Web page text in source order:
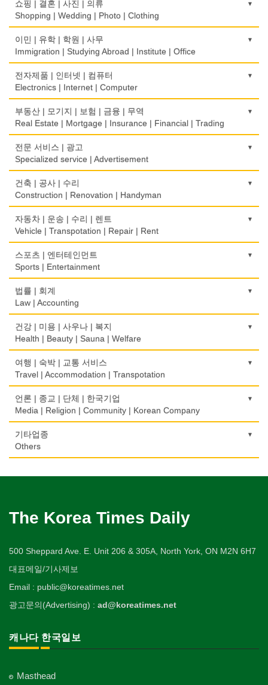
Rice Cake
Fish Market
Restaurant
식당장비
Food Equipment
식품점
Korean Food
Food Manufacturing
와인제조
정육점
제과점
Bakery
식품도매
Food Distributors
의사-검안의
Optometrist
보청기
Hearing Aid
Bidet
Psychologist/Psychiatrist
안경점
Optical Stores
의료기구
Medical Instruments
Denturist
한의원/한약
Oriental Herb/Acupuncture
약국
의사-내과
Internal Medicine
의사-물리치료/카이로 프랙터
Physiotherapy/Chiropractic Clinic
의사-비뇨기과
의사-산부인과
Obstetrician
의사-성형외과
Cosmetic Surgeon
Ophthalmologist
Surgeon
의사-치과
Dentist/Dental Surgeon
의사-가정의
의사-기타
Multi Specialty
의사-정신과
쇼핑 | 결혼 | 사진 | 의류
Shopping | Wedding | Photo | Clothing
한복집
Korean Costume
유리/거울/액자
Glass/Mirror/Frame
Children's Ware
Wedding
인터넷 쇼핑
Internet Shopping
결혼상담
Marriage Consulting
Florist
모피점
백화점/선물센터
보석/귀금속/시계
Jeweler/Jeweller
비디오-사진/촬영/편집/공급
Video Service
사진촬영
애완동물용품
Pet Shop
Fashion/Boutique
Blanket
웨딩서비스
Bridal Fashion/Wedding Service
자수
이민 | 유학 | 학원 | 사무
Immigration | Studying Abroad | Institute | Office
이민/유학
Immigration/Studying Abroad
사무기기
Office Equipment
Stationery/Office Equipment
Book Store
운전학원
Driving School
한글학교
Korean Language School
Boarding House
학교/학원
개인지도-체육
개인지도-음악
Private Lesson-Music
개인지도-옷수선
Private Lesson-Alteration
개인지도-어학/수학
개인지도-서예
개인지도-미술/사진
Private Lesson-Art/Photograph
Private Lesson-Ballet/Dance
Private Lesson-Flower Arrangement
개인지도-기타
전자제품 | 인터넷 | 컴퓨터
Electronics | Internet | Computer
금전등록기
Cash Register
인터넷 서비스/까페
Internet Service/Cafe
전자제품 판매/수리
Electronic Goods Sales/Repair
Telephone/Communication Service
컴퓨터 판매/수리
Computer Sales/Repair
부동산 | 모기지 | 보험 | 금융 | 무역
Real Estate | Mortgage | Insurance | Financial | Trading
도매
Wholesale
모기지
Mortgage
International Trade
Insurance/Investment/Finance
부동산 관리
Property Management
채무조정
Bankruptcy
Real Estate
은행/금융기관
Bank/Financing Service
전문 서비스 | 광고
Specialized service | Advertisement
광고/그래픽 디자인
Advertising/Graphic Design
광고 에이전트
Advertising Agency
경보/도난방지
Alarm/Security System
Cemetery/Monument
빨래방/세탁
Coin Laundry/Dry cleaning
상패/트로피
Medal/Trophy
Dry cleaning Equipment
악기사
열쇠
보석감정사
인쇄
장의사
직업소개 에이전트
건축 | 공사 | 수리
Construction | Renovation | Handyman
건축시공/개조
Construction/Home Renovation
건축설계사
Architect
Architecture
Home Inspection
간판
Signs
가구판매/수리
Furniture Sales/Repair
Machinery Rebuilding
난방/냉동
스테이징 홈
전기공사/수리
Electric Work
정원공사/조경
Roofing
자동차 | 운송 | 수리 | 렌트
Vehicle | Transpotation | Repair | Rent
운송/통관/이삿짐
Transportation/Moving
택배
Courier Service
Taxi Service
Automobile/Car
자동차-렌트
Car Rental
자동차-바디샵
Autobody Shop
자동차-판매/리스
자동차-견인
Towing
자동차-청소
Auto Cleaning
스포츠 | 엔터테인먼트
Sports | Entertainment
골프장비
Golf Equipment
골프장
Golf/Country Club
가라오케/노래방/카페
Karaoke/Cafe
Dahn Centre
당구장
Billiard Club
볼링장
운동구/스포츠용품
취미/레저
Hobby/Leisure
태권도/무술
Taekwondo/Martial Arts
법률 | 회계
Law | Accounting
교통위반티켓
Traffic Ticket
공인회계사(CPA)
CPA
번역/통역/이력서
Translation/Interpretation/Resume Service
Law Office
회계업무
건강 | 미용 | 사우나 | 복지
Health | Beauty | Sauna | Welfare
건강상담/식품/정보
Health Counseling/Food/Information
의료기
Medical Equipment
Massage
Spring Water/Water Purifier
Nursing Home
Sauna
Skin Care
여행 | 숙박 | 교통 서비스
Travel | Accommodation | Transpotation
호텔/모텔/숙박
Hotel/Motel
여행/관광
Travel/Tour
언론 | 종교 | 단체 | 한국기업
Media | Religion | Community | Korean Company
기도원/수양관
Retreat Centre
Korean Businessmen's Association
Buddhist Temple
한국일보 본사 및 지국
한국정부기관
Korean Governmental Organization
한인회
Korean Cultural Association
Newspaper/TV/Radio
기타업종
Others
Shoe Repair
ETC
아파트
The Korea Times Daily
500 Sheppard Ave. E. Unit 206 & 305A, North York, ON M2N 6H7
대표메일/기사제보
Email : public@koreatimes.net
광고문의(Advertising) : ad@koreatimes.net
캐나다 한국일보
Masthead